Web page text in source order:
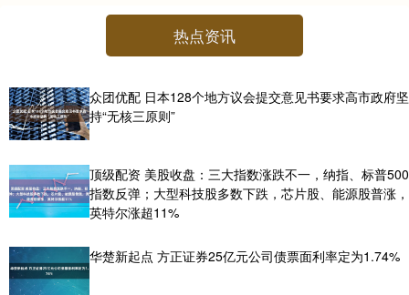
热点资讯
众团优配 日本128个地方议会提交意见书要求高市政府坚
持“无核三原则”
顶级配资 美股收盘：三大指数涨跌不一，纳指、标普500
指数反弹；大型科技股多数下跌，芯片股、能源股普涨，
英特尔涨超11%
华楚新起点 方正证券25亿元公司债票面利率定为1.74%